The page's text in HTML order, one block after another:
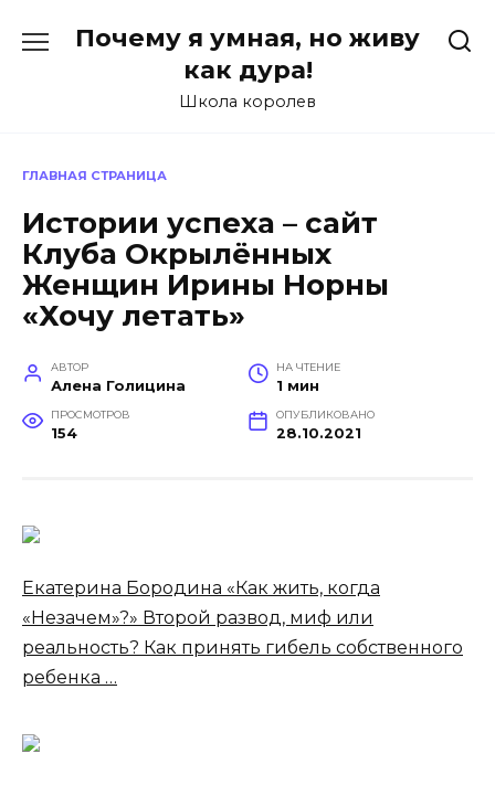
Почему я умная, но живу
как дура!
Школа королев
ГЛАВНАЯ СТРАНИЦА
Истории успеха – сайт
Клуба Окрылённых
Женщин Ирины Норны
«Хочу летать»
АВТОР
Алена Голицина
НА ЧТЕНИЕ
1 мин
ПРОСМОТРОВ
154
ОПУБЛИКОВАНО
28.10.2021
Екатерина Бородина «Как жить, когда
«Незачем»?» Второй развод, миф или
реальность? Как принять гибель собственного
ребенка …